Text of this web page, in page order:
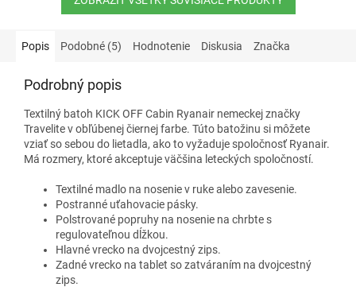
Popis Podobné (5) Hodnotenie Diskusia Značka
Podrobný popis
Textilný batoh KICK OFF Cabin Ryanair nemeckej značky
Travelitev obľúbenej čiernej farbe. Túto batožinu si môžete
vziať so sebou do lietadla, ako to vyžaduje spoločnosť Ryanair.
Má rozmery, ktoré akceptuje väčšina leteckých spoločností.
Textilné madlo na nosenie v ruke alebo zavesenie.
Postranné uťahovacie pásky.
Polstrované popruhy na nosenie na chrbte s
regulovateľnou dĺžkou.
Hlavné vrecko na dvojcestný zips.
Zadné vrecko na tablet so zatváraním na dvojcestný
zips.